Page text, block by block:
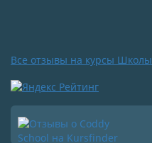
Все отзывы на курсы Школы